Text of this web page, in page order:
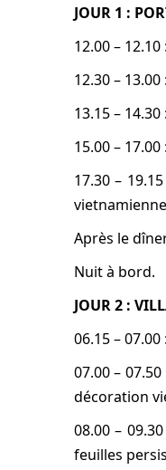
JOUR 1 :
12.00 –
12.30 –
13.15 –
15.00 –
17.30 –
Après le
Nuit à bord.
JOUR 2 :
06.15 –
07.00 –
décoration
08.00 –
feuilles